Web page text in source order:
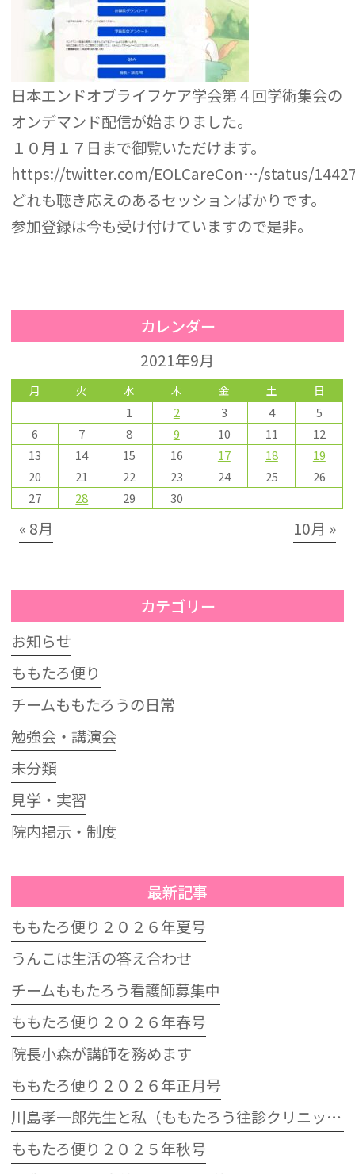
日本エンドオブライフケア学会第４回学術集会の
オンデマンド配信が始まりました。
１０月１７日まで御覧いただけます。
https://twitter.com/EOLCareCon…/status/
どれも聴き応えのあるセッションばかりです。
参加登録は今も受け付けていますので是非。
カレンダー
2021年9月
月 火 水 木 金 土 日
1 2 3 4
5
6
7 8 9 10 11
12
13
14 15 16 17 18
19
20
21 22 23 24 25
26
27
28 29 30
« 8月 10月 »
カテゴリー
お知らせ
ももたろ便り
チームももたろうの日常
勉強会・講演会
未分類
見学・実習
院内掲示・制度
最新記事
ももたろ便り２０２６年夏号
うんこは生活の答え合わせ
チームももたろう看護師募集中
ももたろ便り２０２６年春号
院長小森が講師を務めます
ももたろ便り２０２６年正月号
川島孝一郎先生と私（ももたろう往診クリニック開院15周年記念特別講演会）
ももたろ便り２０２５年秋号